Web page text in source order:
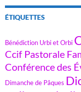
ÉTIQUETTES
Bénédiction Urbi et Orbi
Ccif Pastorale
Conférence des
Dimanche de Pâques